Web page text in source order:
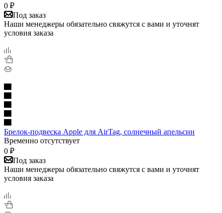
0 ₽
Под заказ
Наши менеджеры обязательно свяжутся с вами и уточнят
условия заказа
Брелок-подвеска Apple для AirTag, солнечный апельсин
Временно отсутствует
0 ₽
Под заказ
Наши менеджеры обязательно свяжутся с вами и уточнят
условия заказа